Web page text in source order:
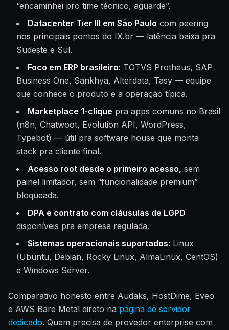
“encaminhei pro time técnico, aguarde”.
Datacenter Tier III em São Paulo com peering
nos principais pontos do IX.br — latência baixa pra
Sudeste e Sul.
Foco em ERP brasileiro: TOTVS Protheus, SAP
Business One, Sankhya, Alterdata, Tasy — equipe
que conhece o produto e a operação típica.
Marketplace 1-clique pra apps comuns no Brasil
(n8n, Chatwoot, Evolution API, WordPress,
Typebot) — útil pra software house que monta
stack pra cliente final.
Acesso root desde o primeiro acesso, sem
painel limitador, sem “funcionalidade premium”
bloqueada.
DPA e contrato com cláusulas de LGPD
disponíveis pra empresa regulada.
Sistemas operacionais suportados: Linux
(Ubuntu, Debian, Rocky Linux, AlmaLinux, CentOS)
e Windows Server.
Comparativo honesto entre Audaks, HostDime, Eveo
e AWS Bare Metal direto na página de servidor
dedicado. Quem precisa de provedor enterprise com